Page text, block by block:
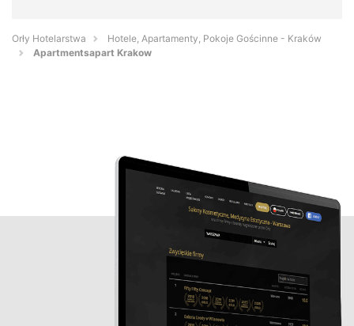
Orły Hotelarstwa
Hotele, Apartamenty, Pokoje Gościnne - Kraków
Apartmentsapart Krakow